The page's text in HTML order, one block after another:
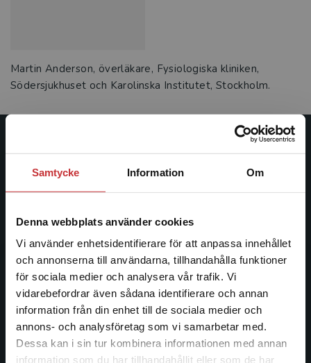
Samtycke Information Om
Denna webbplats använder cookies
Vi använder enhetsidentifierare för att anpassa innehållet
och annonserna till användarna, tillhandahålla funktioner
för sociala medier och analysera vår trafik. Vi
vidarebefordrar även sådana identifierare och annan
information från din enhet till de sociala medier och
annons- och analysföretag som vi samarbetar med.
Dessa kan i sin tur kombinera informationen med annan
information som du har tillhandahållit eller som de har
Begränsad fraktregion
Martin Anderson, överläkare, Fysiologiska kliniken,
Södersjukhuset och Karolinska Institutet, Stockholm.
Studentlitteratur
Studentlitteratur grundades 1963 och är idag Sveriges
facklitteratur, utbildningar och digitala
informationstjänster i utbudet, finns Studentlitteratur med
längs hela kunskapsresan.
Kontakta oss
Kontakta oss
046-31 20 00